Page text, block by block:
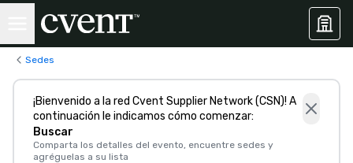
Sedes
¡Bienvenido a la red Cvent Supplier Network (CSN)! A
continuación le indicamos cómo comenzar:
Buscar
Comparta los detalles del evento, encuentre sedes y
agréguelas a su lista